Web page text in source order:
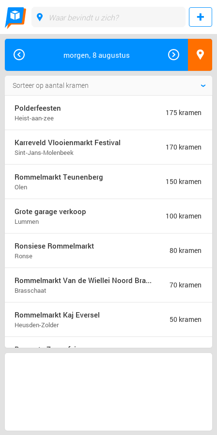
morgen, 8 augustus
Polderfeesten
Heist-aan-zee
175 kramen
Karreveld Vlooienmarkt Festival
Sint-Jans-Molenbeek
170 kramen
Rommelmarkt Teunenberg
Olen
150 kramen
Grote garage verkoop
Lummen
100 kramen
Ronsiese Rommelmarkt
Ronse
80 kramen
Rommelmarkt Van de Wiellei Noord Brasschaat
Brasschaat
70 kramen
Rommelmarkt Kaj Eversel
Heusden-Zolder
50 kramen
Brocante Zomerfair 18 kramen